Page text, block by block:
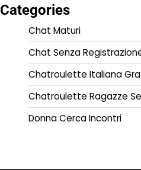
Categories
Chat Maturi
Chat Senza
Chatroulette Italiana
Chatroulette Ragazze
Donna Cerca Incontri